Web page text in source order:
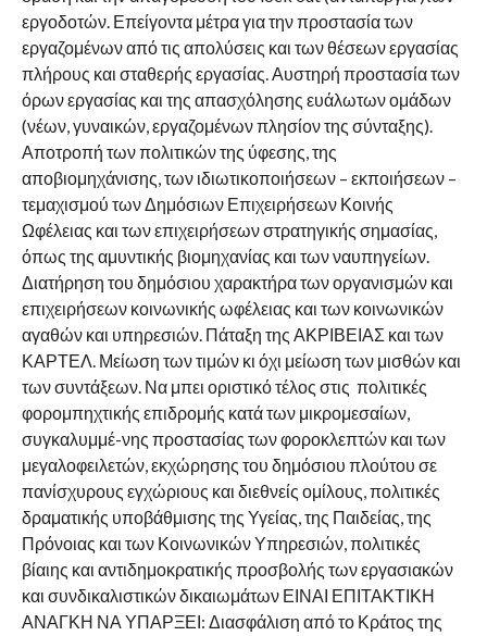
εργοδοτών. Επείγοντα μέτρα για την προστασία των
εργαζομένων από τις απολύσεις και των θέσεων εργασίας
πλήρους και σταθερής εργασίας. Αυστηρή προστασία των
όρων εργασίας και της απασχόλησης ευάλωτων ομάδων
(νέων, γυναικών, εργαζομένων πλησίον της σύνταξης).
Αποτροπή των πολιτικών της ύφεσης, της
αποβιομηχάνισης, των ιδιωτικοποιήσεων – εκποιήσεων –
τεμαχισμού των Δημόσιων Επιχειρήσεων Κοινής
Ωφέλειας και των επιχειρήσεων στρατηγικής σημασίας,
όπως της αμυντικής βιομηχανίας και των ναυπηγείων.
Διατήρηση του δημόσιου χαρακτήρα των οργανισμών και
επιχειρήσεων κοινωνικής ωφέλειας και των κοινωνικών
αγαθών και υπηρεσιών. Πάταξη της ΑΚΡΙΒΕΙΑΣ και των
ΚΑΡΤΕΛ. Μείωση των τιμών κι όχι μείωση των μισθών και
των συντάξεων. Να μπει οριστικό τέλος στις πολιτικές
φορομπηχτικής επιδρομής κατά των μικρομεσαίων,
συγκαλυμμέ-νης προστασίας των φοροκλεπτών και των
μεγαλοφειλετών, εκχώρησης του δημόσιου πλούτου σε
πανίσχυρους εγχώριους και διεθνείς ομίλους, πολιτικές
δραματικής υποβάθμισης της Υγείας, της Παιδείας, της
Πρόνοιας και των Κοινωνικών Υπηρεσιών, πολιτικές
βίαιης και αντιδημοκρατικής προσβολής των εργασιακών
και συνδικαλιστικών δικαιωμάτων ΕΙΝΑΙ ΕΠΙΤΑΚΤΙΚΗ
ΑΝΑΓΚΗ ΝΑ ΥΠΑΡΞΕΙ: Διασφάλιση από το Κράτος της